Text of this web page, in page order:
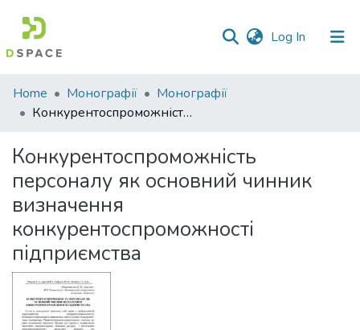
Log In (current)
Communities
&
All of DSpace
Statistics
Home Монографії
Монографії
Конкурентоспроможність персоналу як основний чинник визначення конкурентоспроможності підприємства
Конкурентоспроможність
персоналу як основний чинник
визначення
конкурентоспроможності
підприємства